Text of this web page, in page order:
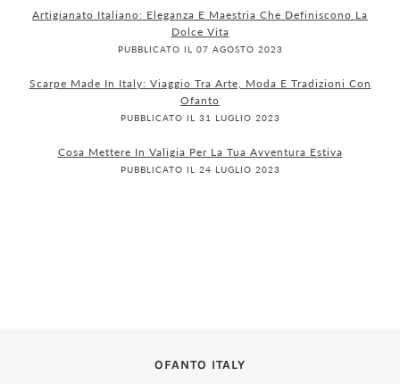
Artigianato Italiano: Eleganza E Maestria Che Definiscono La
Dolce Vita
PUBBLICATO IL 07 AGOSTO 2023
Scarpe Made In Italy: Viaggio Tra Arte, Moda E Tradizioni Con
Ofanto
PUBBLICATO IL 31 LUGLIO 2023
Cosa Mettere In Valigia Per La Tua Avventura Estiva
PUBBLICATO IL 24 LUGLIO 2023
OFANTO ITALY